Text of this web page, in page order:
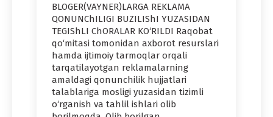
BLOGER(VAYNER)LARGA REKLAMA
QONUNChILIGI BUZILIShI YUZASIDAN
TEGIShLI ChORALAR KO‘RILDI Raqobat
qo‘mitasi tomonidan axborot resurslari
hamda ijtimoiy tarmoqlar orqali
tarqatilayotgan reklamalarning
amaldagi qonunchilik hujjatlari
talablariga mosligi yuzasidan tizimli
o‘rganish va tahlil ishlari olib